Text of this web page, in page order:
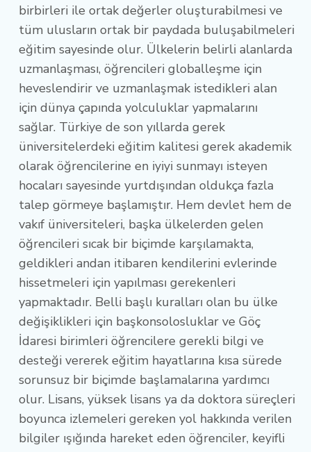
birbirleri ile ortak değerler oluşturabilmesi ve
tüm ulusların ortak bir paydada buluşabilmeleri
eğitim sayesinde olur. Ülkelerin belirli alanlarda
uzmanlaşması, öğrencileri globalleşme için
heveslendirir ve uzmanlaşmak istedikleri alan
için dünya çapında yolculuklar yapmalarını
sağlar. Türkiye de son yıllarda gerek
üniversitelerdeki eğitim kalitesi gerek akademik
olarak öğrencilerine en iyiyi sunmayı isteyen
hocaları sayesinde yurtdışından oldukça fazla
talep görmeye başlamıştır. Hem devlet hem de
vakıf üniversiteleri, başka ülkelerden gelen
öğrencileri sıcak bir biçimde karşılamakta,
geldikleri andan itibaren kendilerini evlerinde
hissetmeleri için yapılması gerekenleri
yapmaktadır. Belli başlı kuralları olan bu ülke
değişiklikleri için başkonsolosluklar ve Göç
İdaresi birimleri öğrencilere gerekli bilgi ve
desteği vererek eğitim hayatlarına kısa sürede
sorunsuz bir biçimde başlamalarına yardımcı
olur. Lisans, yüksek lisans ya da doktora süreçleri
boyunca izlemeleri gereken yol hakkında verilen
bilgiler ışığında hareket eden öğrenciler, keyifli